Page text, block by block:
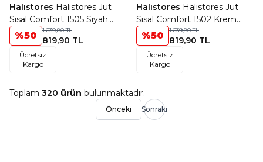
Favorilere Ekle
Halıstores Halıstores Jüt
Sisal Comfort 1505 Siyah
Makinede Yıkanabilir Hav ve
Toz Vermeyen İç ve Dış
Mekan Bordürlü Halı
%50 1.639,80TL
819,90 TL
Ücretsiz
Kargo
Favorilere Ekle
Halıstores Halıstores Jüt
Sisal Comfort 1502 Krem
Makinede Yıkanabilir Hav ve
Toz Vermeyen İç ve Dış
Mekan Bordürlü Halı
%50 1.639,80TL
819,90 TL
Ücretsiz
Kargo
Toplam 320 ürün bulunmaktadır.
Önceki Sonraki